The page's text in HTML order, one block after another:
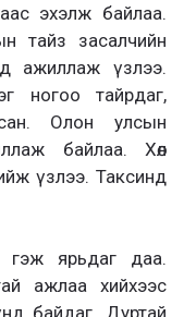
эхэлж байлаа.
тайз засалчийн
ажиллаж үзлээ.
ногоо тайрдаг,
Олон улсын
байлаа. Хөл
үзлээ. Таксинд
гэж ярьдаг даа.
ажлаа хийхээс